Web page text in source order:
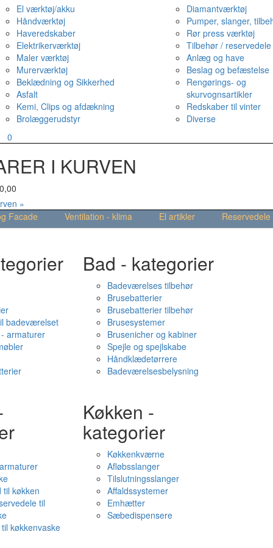
El værktøj/akku
Håndværktøj
Haveredskaber
Elektrikerværktøj
Maler værktøj
Murerværktøj
Beklædning og Sikkerhed
Asfalt
Kemi, Clips og afdækning
Brolæggerudstyr
Diamantværktøj
Pumper, slanger,
Rør press værktøj
Tilbehør / reservedele
Anlæg og have
Beslag og befæstelse
Rengørings- og
skurvognsartikler
Redskaber til vinter
Diverse
0
I KURVEN
0,00
»
Facade Ventilation - klima El artikler
Reservedele
badeværelset
armaturer
Bad - kategorier
Badeværelses tilbehør
Brusebatterier
Brusebatterier tilbehør
Brusesystemer
Brusenicher og kabiner
Spejle og spejlskabe
Håndklædetørrere
Badeværelsesbelysning
til køkken
til
køkkenvaske
Køkken -
kategorier
Køkkenkværne
Afløbsslanger
Tilslutningsslanger
Affaldssystemer
Emhætter
Sæbedispensere